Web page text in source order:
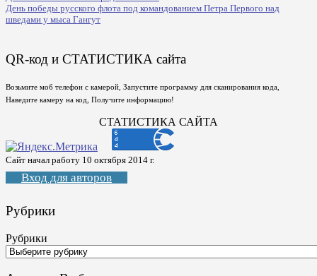
День победы русского флота под командованием Петра Первого над
шведами у мыса Гангут
QR-код и СТАТИСТИКА сайта
Возьмите моб телефон с камерой, Запустите программу для сканирования кода,
Наведите камеру на код, Получите информацию!
СТАТИСТИКА САЙТА
Сайт начал работу 10 октября 2014 г.
Вход для авторов
Рубрики
Рубрики